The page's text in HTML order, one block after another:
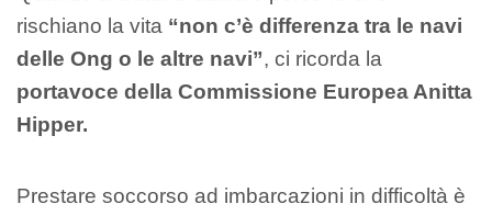
rischiano la vita “non c’è differenza tra le navi
delle Ong o le altre navi”, ci ricorda la
portavoce della Commissione Europea Anitta
Hipper.
Prestare soccorso ad imbarcazioni in difficoltà è